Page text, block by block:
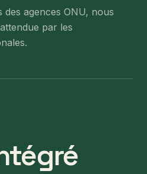
des agences ONU, nous
par les